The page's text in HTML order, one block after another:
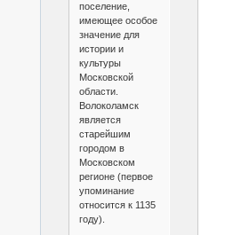
поселение,
имеющее особое
значение для
истории и
культуры
Московской
области.
Волоколамск
является
старейшим
городом в
Московском
регионе (первое
упоминание
относится к 1135
году).